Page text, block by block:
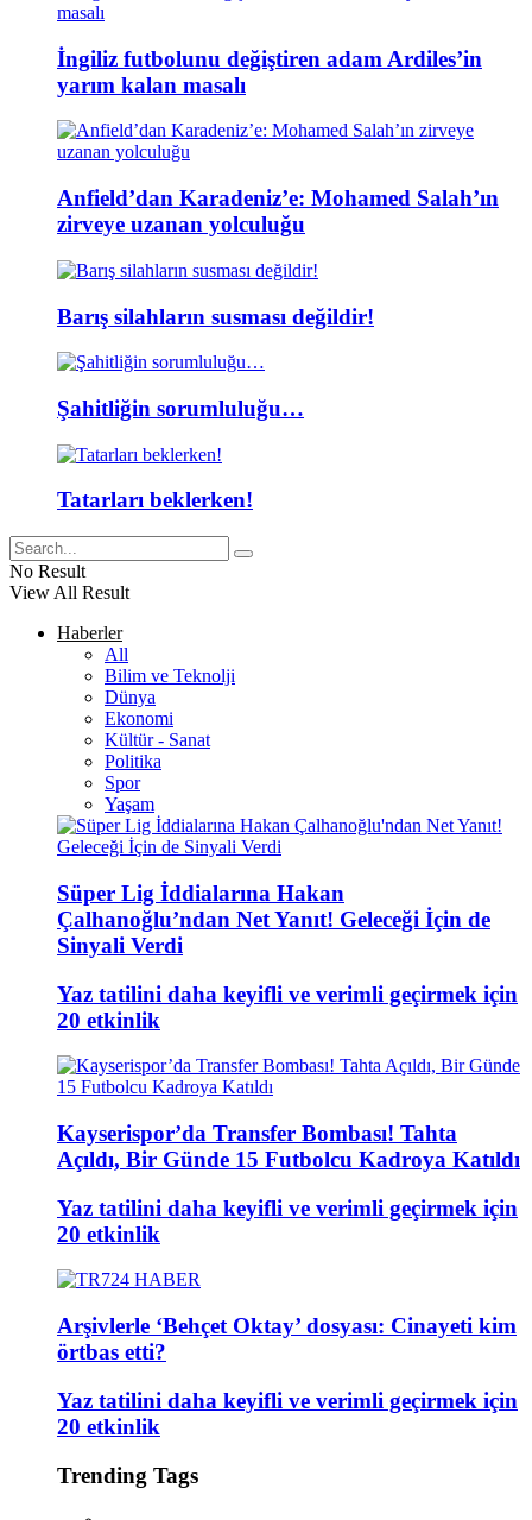
İngiliz futbolunu değiştiren adam Ardiles’in
yarım kalan masalı
Anfield’dan Karadeniz’e: Mohamed Salah’ın
zirveye uzanan yolculuğu
Barış silahların susması değildir!
Şahitliğin sorumluluğu…
Tatarları beklerken!
No Result
View All Result
Haberler
All
Bilim ve Teknolji
Dünya
Ekonomi
Kültür - Sanat
Politika
Spor
Yaşam
Süper Lig İddialarına Hakan
Çalhanoğlu’ndan Net Yanıt! Geleceği İçin de
Sinyali Verdi
Yaz tatilini daha keyifli ve verimli geçirmek için
20 etkinlik
Kayserispor’da Transfer Bombası! Tahta
Açıldı, Bir Günde 15 Futbolcu Kadroya Katıldı
Yaz tatilini daha keyifli ve verimli geçirmek için
20 etkinlik
Arşivlerle ‘Behçet Oktay’ dosyası: Cinayeti kim
örtbas etti?
Yaz tatilini daha keyifli ve verimli geçirmek için
20 etkinlik
Trending Tags